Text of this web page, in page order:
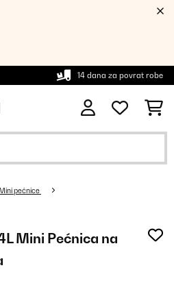
14 dana za povrat robe
pećnice
Mini Pećnica na